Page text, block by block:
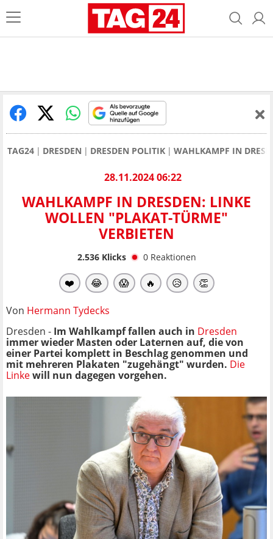
TAG24 DRESDEN DRESDEN POLITIK WAHLKAMPF IN
28.11.2024 06:22
WAHLKAMPF IN DRESDEN: LINKE
WOLLEN "PLAKAT-TÜRME"
VERBIETEN
2.536Klicks 0 Reaktionen
❤️ 😂 😱 🔥 😥 👏
Von Hermann Tydecks
Dresden - Im Wahlkampf fallen auch in Dresden
immer wieder Masten oder Laternen auf, die von
einer Partei komplett in Beschlag genommen und
mit mehreren Plakaten "zugehängt" wurden. Die
Linkewill nun dagegen vorgehen.